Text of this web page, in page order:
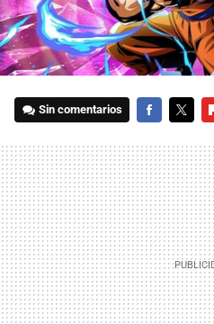
Sin comentarios